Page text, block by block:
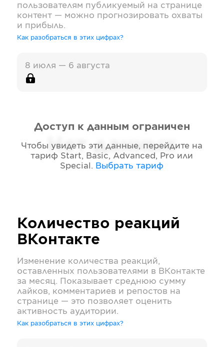
пользователям публикуемый на странице
контент — можно прогнозировать охваты
и прибыль.
Как разобраться в этих цифрах?
8 июля — 6 августа
Нет данных
Доступ к данным ограничен
Чтобы увидеть эти данные, перейдите на
тариф Start, Basic, Advanced, Pro или
Special . Выбрать тариф
Количество реакций
ВКонтакте
Изменение количества реакций,
оставленных пользователями в ВКонтакте
за месяц. Показывает среднюю сумму
лайков, комментариев и репостов на
странице — это позволяет оценить
активность аудитории.
Как разобраться в этих цифрах?